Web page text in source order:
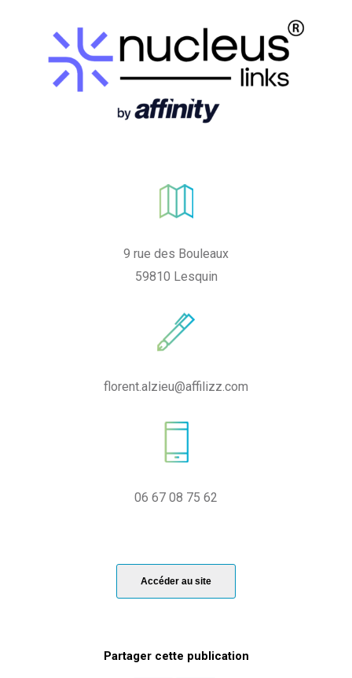
9 rue des Bouleaux
59810 Lesquin
florent.alzieu@affilizz.com
06 67 08 75 62
Accéder au site